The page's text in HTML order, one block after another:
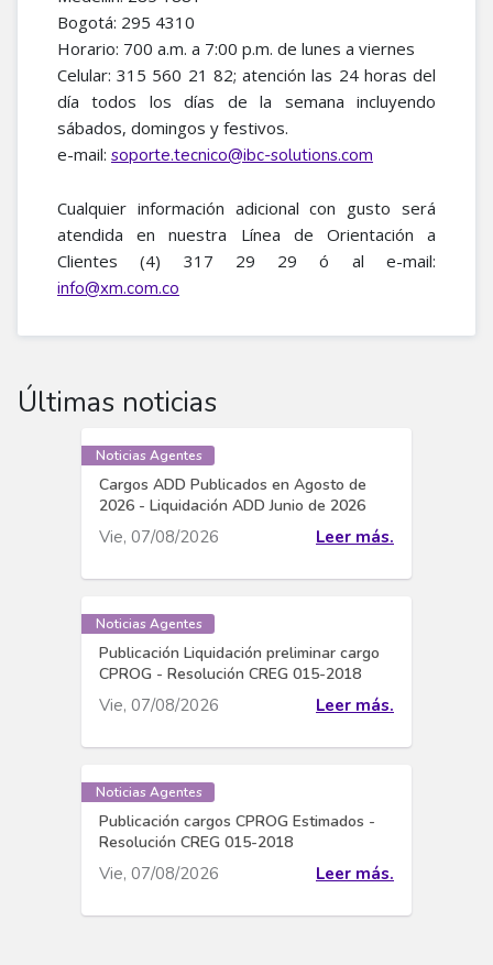
Bogotá: 295 4310
Horario: 700 a.m. a 7:00 p.m. de lunes a viernes
Celular: 315 560 21 82; atención las 24 horas del
día todos los días de la semana incluyendo
sábados, domingos y festivos.
e-mail: soporte.tecnico@ibc-solutions.com
Cualquier información adicional con gusto será
atendida en nuestra Línea de Orientación a
Clientes (4) 317 29 29 ó al e-mail:
info@xm.com.co
Últimas noticias
Noticias Agentes
Cargos ADD Publicados en Agosto de
2026 - Liquidación ADD Junio de 2026
Vie, 07/08/2026 Leer más.
Noticias Agentes
Publicación Liquidación preliminar cargo
CPROG - Resolución CREG 015-2018
Vie, 07/08/2026 Leer más.
Noticias Agentes
Publicación cargos CPROG Estimados -
Resolución CREG 015-2018
Vie, 07/08/2026 Leer más.